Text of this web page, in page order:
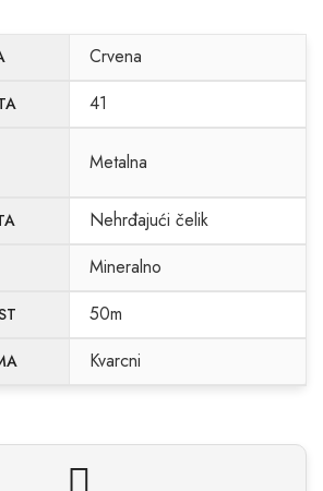
Crvena
41
Metalna
Nehrđajući čelik
Mineralno
50m
Kvarcni